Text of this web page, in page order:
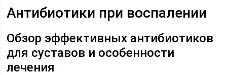
Антибиотики при воспалении
Обзор эффективных антибиотиков
для суставов и особенности
лечения